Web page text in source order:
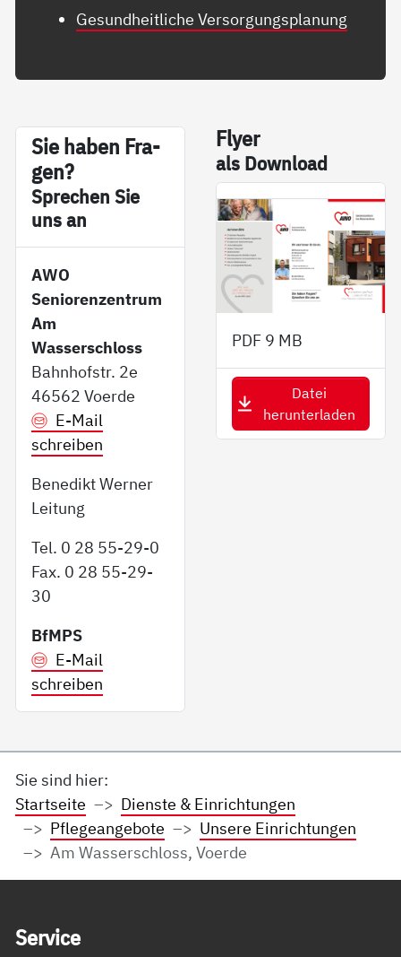
Gesundheitliche Versorgungsplanung
Sie ha­ben Fra­
gen?
Sp­re­chen Sie
uns an
AWO
Seniorenzentrum
Am
Wasserschloss
Bahnhofstr. 2e
46562 Voerde
E-Mail
schreiben
Benedikt Werner
Leitung
Tel. 0 28 55-29-0
Fax. 0 28 55-29-
30
BfMPS
E-Mail
schreiben
Fly­er
als Down­load
PDF 9 MB
Datei
herunterladen
Sie sind hier:
Startseite
Dienste & Einrichtungen
Pflegeangebote
Unsere Einrichtungen
Am Wasserschloss, Voerde
Ser­vice